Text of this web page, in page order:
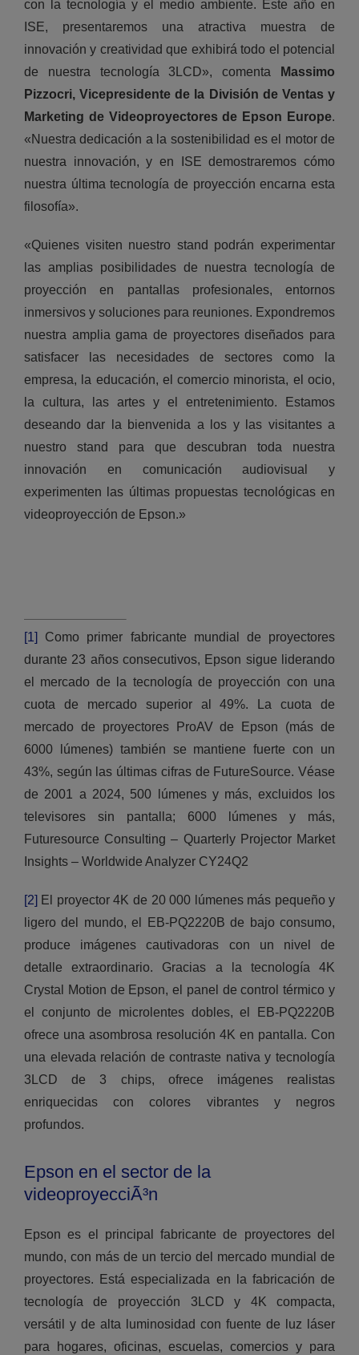
con la tecnología y el medio ambiente. Este año en
ISE, presentaremos una atractiva muestra de
innovación y creatividad que exhibirá todo el potencial
de nuestra tecnología 3LCD», comenta
Massimo
Pizzocri, Vicepresidente de la División de Ventas y
Marketing de Videoproyectores de Epson Europe.
«Nuestra dedicación a la sostenibilidad es el motor de
nuestra innovación, y en ISE demostraremos cómo
nuestra última tecnología de proyección encarna esta
filosofía».
«Quienes visiten nuestro stand podrán experimentar
las amplias posibilidades de nuestra tecnología de
proyección en pantallas profesionales, entornos
inmersivos y soluciones para reuniones. Expondremos
nuestra amplia gama de proyectores diseñados para
satisfacer las necesidades de sectores como la
empresa, la educación, el comercio minorista, el ocio,
la cultura, las artes y el entretenimiento. Estamos
deseando dar la bienvenida a los y las visitantes a
nuestro stand para que descubran toda nuestra
innovación en comunicación audiovisual y
experimenten las últimas propuestas tecnológicas en
videoproyección de Epson.»
[1]
Como primer fabricante mundial de proyectores
durante 23 años consecutivos, Epson sigue liderando
el mercado de la tecnología de proyección con una
cuota de mercado superior al 49%. La cuota de
mercado de proyectores ProAV de Epson (más de
6000 lúmenes) también se mantiene fuerte con un
43%, según las últimas cifras de FutureSource. Véase
de 2001 a 2024, 500 lúmenes y más, excluidos los
televisores sin pantalla; 6000 lúmenes y más,
Futuresource Consulting – Quarterly Projector Market
Insights – Worldwide Analyzer CY24Q2
[2]
El proyector 4K de 20 000 lúmenes más pequeño y
ligero del mundo, el EB-PQ2220B de bajo consumo,
produce imágenes cautivadoras con un nivel de
detalle extraordinario. Gracias a la tecnología 4K
Crystal Motion de Epson, el panel de control térmico y
el conjunto de microlentes dobles, el EB-PQ2220B
ofrece una asombrosa resolución 4K en pantalla. Con
una elevada relación de contraste nativa y tecnología
3LCD de 3 chips, ofrece imágenes realistas
enriquecidas con colores vibrantes y negros
profundos.
Epson en el sector de la
videoproyecciÃ³n
Epson es el principal fabricante de proyectores del
mundo, con más de un tercio del mercado mundial de
proyectores. Está especializada en la fabricación de
tecnología de proyección 3LCD y 4K compacta,
versátil y de alta luminosidad con fuente de luz láser
para hogares, oficinas, escuelas, comercios y para